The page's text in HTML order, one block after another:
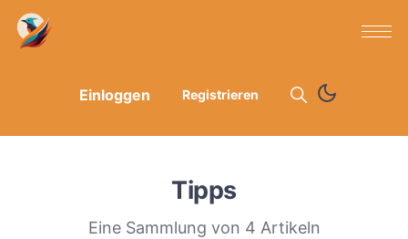
Einloggen Registrieren
Tipps
Eine Sammlung von 4 Artikeln